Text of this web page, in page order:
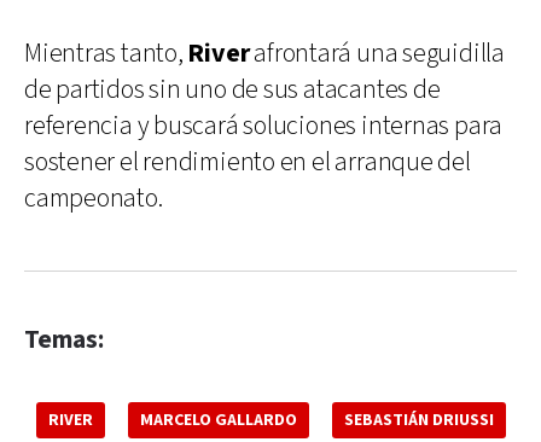
Mientras tanto, Riverafrontará una seguidilla
de partidos sin uno de sus atacantes de
referencia y buscará soluciones internas para
sostener el rendimiento en el arranque del
campeonato.
Temas:
RIVER MARCELO GALLARDO SEBASTIÁN DRIUSSI